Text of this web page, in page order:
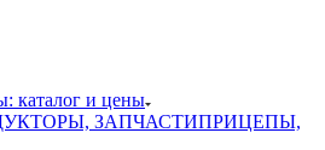
каталог и цены
ЗАПЧАСТИПРИЦЕПЫ,